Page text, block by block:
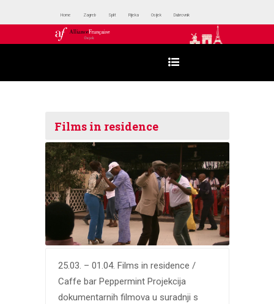
Home Zagreb Split Rijeka Osijek Dubrovnik
Films in residence
25.03. – 01.04. Films in residence /
Caffe bar Peppermint Projekcija
dokumentarnih filmova u suradnji s